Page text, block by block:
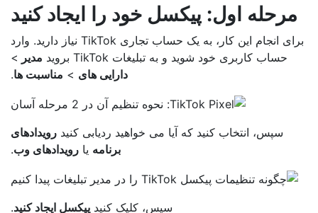
مرحله اول: پیکسل خود را ایجاد کنید
برای انجام این کار، به یک حساب تجاری TikTok نیاز دارید. وارد
حساب کاربری خود شوید و به تبلیغات TikTok بروید
مدیر>
دارایی های >مناسبت ها.
سپس، انتخاب کنید که آیا می خواهید ردیابی کنیدرویدادهای
برنامه یارویدادهای وب.
سپس، کلیک کنیدپیکسل ایجاد کنید .